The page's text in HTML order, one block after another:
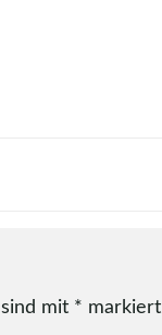
mit * markiert